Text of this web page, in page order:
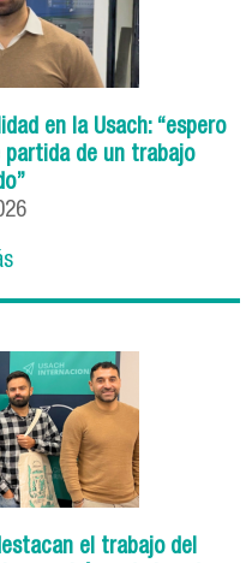
en la Usach: “espero
de un trabajo
el trabajo del